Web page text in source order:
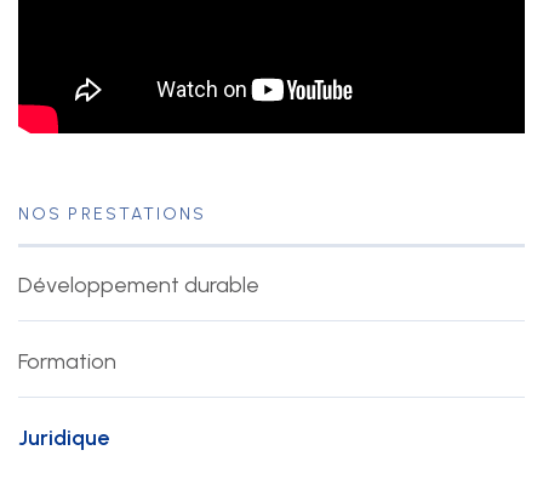
NOS PRESTATIONS
Développement durable
Formation
Juridique